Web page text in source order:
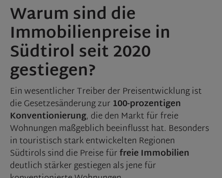
Warum sind die
Immobilienpreise in
Südtirol seit 2020
gestiegen?
Ein wesentlicher Treiber der Preisentwicklung ist
die Gesetzesänderung zur 100-prozentigen
Konventionierung, die den Markt für freie
Wohnungenmaßgeblich beeinflusst hat. Besonders
in touristisch stark entwickelten Regionen
Südtirols sind die Preise fürfreie Immobilien
deutlich stärker gestiegen als jene für